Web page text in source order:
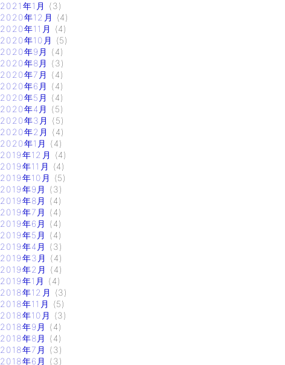
2021年1月
(3)
2020年12月
(4)
2020年11月
(4)
2020年10月
(5)
2020年9月
(4)
2020年8月
(3)
2020年7月
(4)
2020年6月
(4)
2020年5月
(4)
2020年4月
(5)
2020年3月
(5)
2020年2月
(4)
2020年1月
(4)
2019年12月
(4)
2019年11月
(4)
2019年10月
(5)
2019年9月
(3)
2019年8月
(4)
2019年7月
(4)
2019年6月
(4)
2019年5月
(4)
2019年4月
(3)
2019年3月
(4)
2019年2月
(4)
2019年1月
(4)
2018年12月
(3)
2018年11月
(5)
2018年10月
(3)
2018年9月
(4)
2018年8月
(4)
2018年7月
(3)
2018年6月
(3)